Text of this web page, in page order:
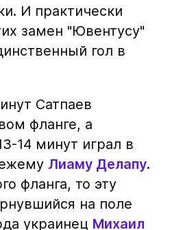
И практически
замен "Ювентусу"
гол в
Сатпаев
фланге, а
14 минут играл в
Лиаму Делапу.
фланга, то эту
на поле
украинец Михаил